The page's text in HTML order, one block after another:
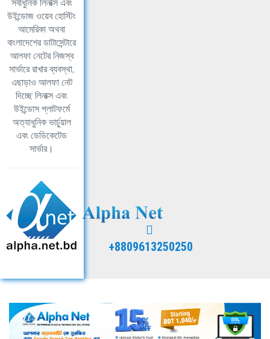
সর্বাধুনিক লিনাক্স এবং
উইন্ডোজ ওয়েব হোস্টিং
আমেরিকা অথবা
বাংলাদেশের ডাটাসেন্টারে
আলফা নেটের নিজস্ব
সার্ভারে রাখার ব্যবস্থা,
এছাড়াও আলফা নেট
দিচ্ছে লিনাক্স এবং
উইন্ডোস প্লাটফর্মে
অত্যাধুনিক ভার্চুয়াল
এবং ডেডিকেটেড
সার্ভার।
+8809613250250